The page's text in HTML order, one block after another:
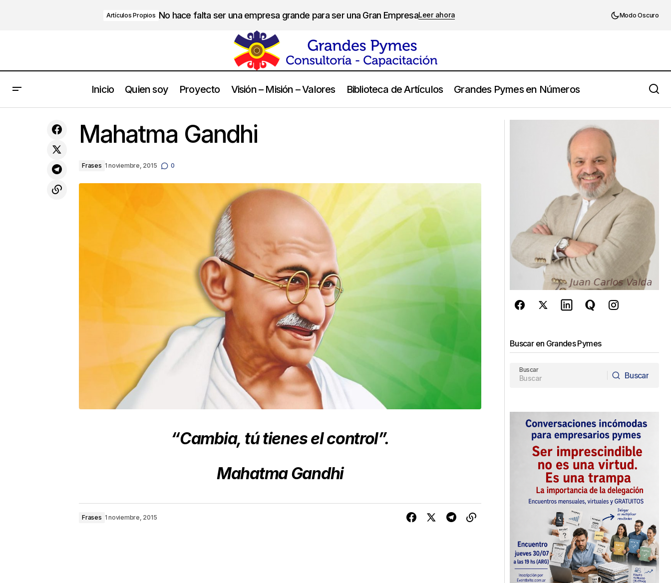
Artículos Propios No hace falta ser una empresa grande para ser una Gran EmpresaLeer ahora Modo Oscuro
Inicio Quien soy Proyecto Visión – Misión – Valores Biblioteca de Artículos Grandes Pymes en Números
Decide lo que NO vas a hacer !
Ironizando sobre algunos estilos
Mahatma Gandhi
Frases 1 noviembre, 2015 0
“Cambia, tú tienes el control”.
Mahatma Gandhi
Frases 1 noviembre, 2015
Buscar en Grandes Pymes
Buscar
Buscar